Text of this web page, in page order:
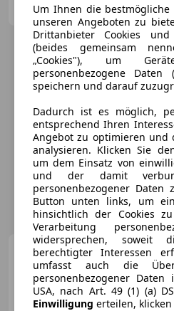
AT-5201 Seekirchen
Um Ihnen die
unseren Angeboten zu
Drittanbieter Cookies
(beides gemeinsam
„Cookies"), um
personenbezogene
speichern und darauf
Dadurch ist es möglich,
entsprechend Ihren
Angebot zu optimieren und
analysieren. Klicken Sie
um dem Einsatz von
und der damit
personenbezogener Daten
Button unten links, um
hinsichtlich der Cookies
Verarbeitung
widersprechen, soweit
berechtigter Interessen
umfasst auch die
personenbezogener
USA, nach Art. 49 (1) (a)
Einwilligung erteilen,